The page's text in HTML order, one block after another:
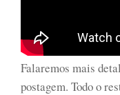
Falaremos mais
postagem. Todo o